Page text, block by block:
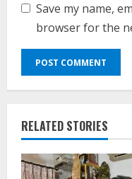
Save my name,
browser for the
RELATED STORIES